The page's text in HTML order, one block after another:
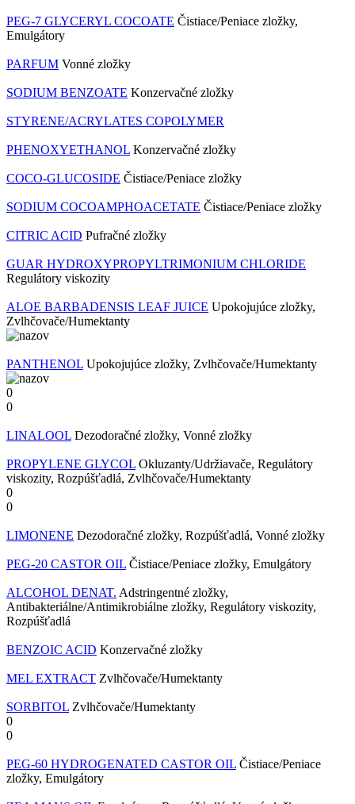
PEG-7 GLYCERYL COCOATE Čistiace/Peniace zložky,
Emulgátory
PARFUM Vonné zložky
SODIUM BENZOATE Konzervačné zložky
STYRENE/ACRYLATES COPOLYMER
PHENOXYETHANOL Konzervačné zložky
COCO-GLUCOSIDE Čistiace/Peniace zložky
SODIUM COCOAMPHOACETATE Čistiace/Peniace zložky
CITRIC ACID Pufračné zložky
GUAR HYDROXYPROPYLTRIMONIUM CHLORIDE
Regulátory viskozity
ALOE BARBADENSIS LEAF JUICE Upokojujúce zložky,
Zvlhčovače/Humektanty
PANTHENOL Upokojujúce zložky, Zvlhčovače/Humektanty
0
0
LINALOOL Dezodoračné zložky, Vonné zložky
PROPYLENE GLYCOL Okluzanty/Udržiavače, Regulátory
viskozity, Rozpúšťadlá, Zvlhčovače/Humektanty
0
0
LIMONENE Dezodoračné zložky, Rozpúšťadlá, Vonné zložky
PEG-20 CASTOR OIL Čistiace/Peniace zložky, Emulgátory
ALCOHOL DENAT. Adstringentné zložky,
Antibakteriálne/Antimikrobiálne zložky, Regulátory viskozity,
Rozpúšťadlá
BENZOIC ACID Konzervačné zložky
MEL EXTRACT Zvlhčovače/Humektanty
SORBITOL Zvlhčovače/Humektanty
0
0
PEG-60 HYDROGENATED CASTOR OIL Čistiace/Peniace
zložky, Emulgátory